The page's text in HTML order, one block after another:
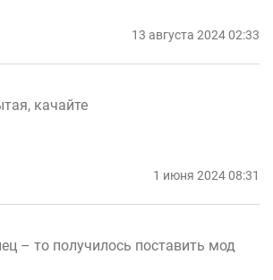
13 августа 2024 02:33
качайте
1 июня 2024 08:31
– то получилось поставить мод